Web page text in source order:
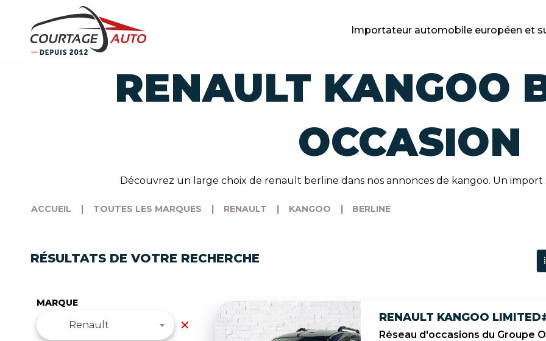
Importateur automobile européen et
RENAULT KANGOO
OCCASION
Découvrez un large choix de renault berline dans nos annonces de kangoo. Un import
ACCUEIL | TOUTES LES MARQUES | RENAULT | KANGOO | BERLINE
RÉSULTATS DE VOTRE RECHERCHE
MARQUE
Renault ✕
RENAULT KANGOO
Réseau d'occasions du Groupe